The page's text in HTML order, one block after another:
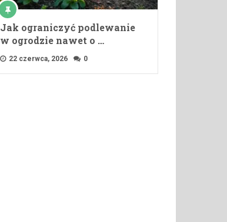
Jak ograniczyć podlewanie
w ogrodzie nawet o …
22 czerwca, 2026 0